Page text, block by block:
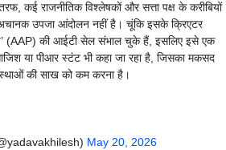
कई राजनीतिक विश्लेषकों और सत्ता पक्ष के करीबियों
उपजा आंदोलन नहीं है। चूंकि इसके क्रिएटर
(AAP) की आईटी सेल संभाल चुके हैं, इसलिए इसे एक
या पीआर स्टंट भी कहा जा रहा है, जिसका मकसद
की साख को कम करना है।
May 20, 2026